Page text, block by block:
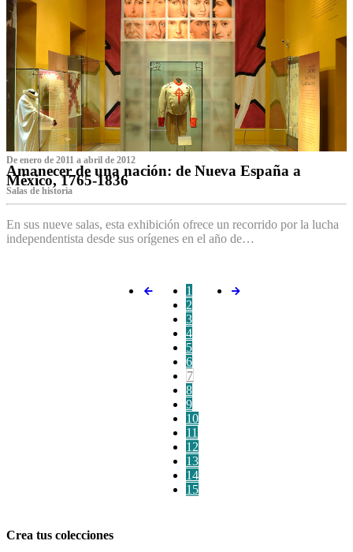
De enero de 2011 a abril de 2012
Amanecer de una nación: de Nueva España a
México, 1765-1836
Salas de historia
En sus nueve salas, esta exhibición ofrece un recorrido por la lucha
independentista desde sus orígenes en el año de…
1
2
3
4
5
6
7
8
9
10
11
12
13
14
15
Crea tus colecciones